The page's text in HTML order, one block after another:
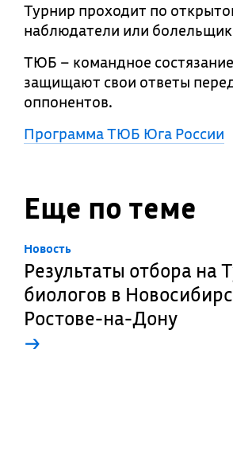
Турнир проходит по
наблюдатели или
ТЮБ – командное
защищают свои ответы
оппонентов.
Программа ТЮБ Юга России
Еще по теме
Новость
Результаты отбора на
биологов в
Ростове-на-Дону
→